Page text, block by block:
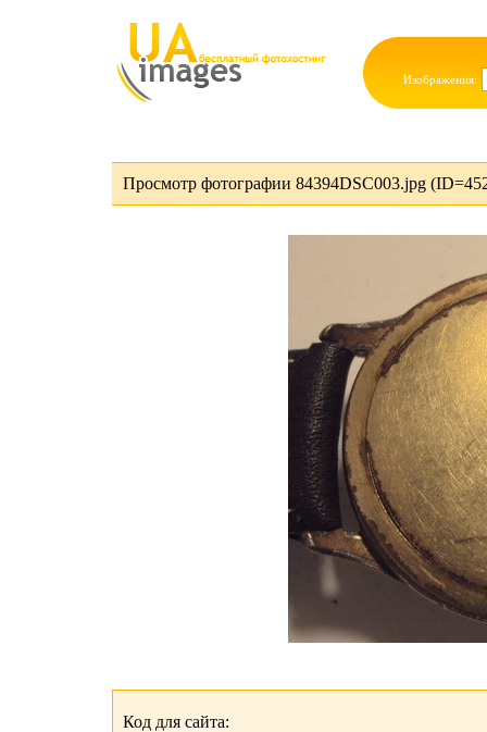
Изображения:
Просмотр фотографии 84394DSC003.jpg
Код для сайта: